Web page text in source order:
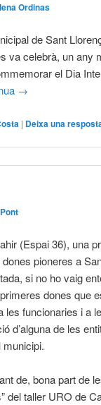
Ordinas
de Sant
va celebrà, un any
el Dia
→
| Deixa una
(Espai 36), una
pioneres a
si no ho vaig
dones que
les funcionaries i a
d’alguna de les
de, bona part de
del taller URO de